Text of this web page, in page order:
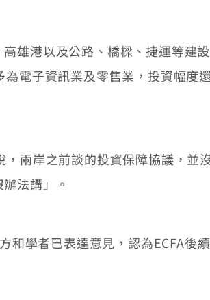
雄港以及公路、橋樑、捷運等建
電子資訊業及零售業，投資幅度
兩岸之前談的投資保障協議，並
法講」。
和學者已表達意見，認為ECFA後